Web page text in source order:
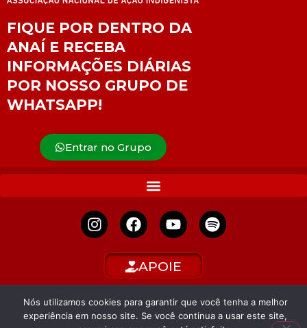
FIQUE POR DENTRO DA
ANAÍ E RECEBA
INFORMAÇÕES DIÁRIAS
POR NOSSO GRUPO DE
WHATSAPP!
Entrar no Grupo
APOIE
Nós utilizamos cookies para garantir que você tenha a melhor
experiência em nosso site. Se você continua a usar este site,